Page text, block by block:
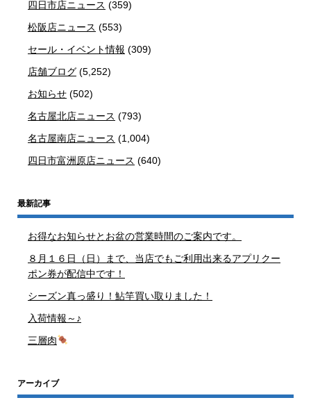
四日市店ニュース (359)
松阪店ニュース (553)
セール・イベント情報 (309)
店舗ブログ (5,252)
お知らせ (502)
名古屋北店ニュース (793)
名古屋南店ニュース (1,004)
四日市富洲原店ニュース (640)
最新記事
お得なお知らせとお盆の営業時間のご案内です。
８月１６日（日）まで、当店でもご利用出来るアプリクー
ポン券が配信中です！
シーズン真っ盛り！鮎竿買い取りました！
入荷情報～♪
三層肉
アーカイブ